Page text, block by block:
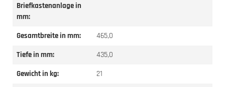
Briefkastenanlage in
mm:
Gesamtbreite in mm:
465,0
Tiefe in mm:
435,0
Gewicht in kg:
21